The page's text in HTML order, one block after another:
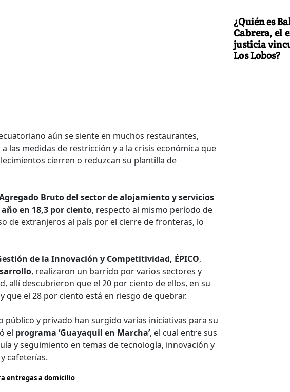
aún se siente en muchos restaurantes,
las medidas de restricción y a la crisis económica que
cierren o reduzcan su plantilla de
Bruto del sector de alojamiento y servicios
en 18,3 por ciento, respecto al mismo período de
de extranjeros al país por el cierre de fronteras, lo
de la Innovación y Competitividad, ÉPICO,
, realizaron un barrido por varios sectores y
allí descubrieron que el 20 por ciento de ellos, en su
el 28 por ciento está en riesgo de quebrar.
y privado han surgido varias iniciativas para su
el programa ‘Guayaquil en Marcha’, el cual entre sus
y seguimiento en temas de tecnología, innovación y
cafeterías.
entregas a domicilio
¿Quién es
Cabrera, el
justicia
Los Lobos?